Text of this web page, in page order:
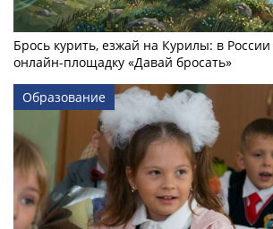
Брось курить, езжай на Курилы: в России
онлайн-­площадку «Давай бросать»
Образование